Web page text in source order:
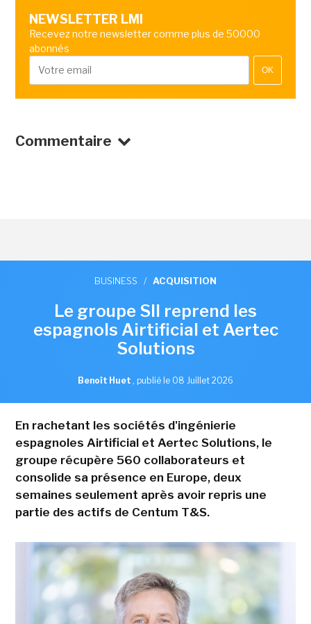
NEWSLETTER LMI
Recevez notre newsletter comme plus de 50000
abonnés
OK
Commentaire
BUSINESS / ACQUISITION
Le groupe SII reprend les
espagnols Airtificial et Aertec
Solutions
Benoît Huet , publié le 08 Juillet 2026
En rachetant les sociétés d'ingénierie
espagnoles Airtificial et Aertec Solutions, le
groupe récupère 560 collaborateurs et
consolide sa présence en Europe, deux
semaines seulement après avoir repris une
partie des actifs de Centum T&S.